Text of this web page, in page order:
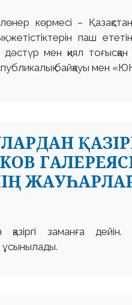
көрмесі –
жетістіктерін паш
мен қиял
байқауы мен
қазіргі заманға